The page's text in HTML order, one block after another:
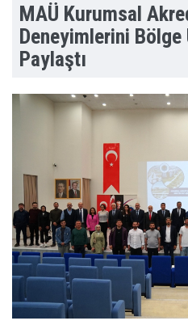
MAÜ Kurumsal
Deneyimlerini
Paylaştı